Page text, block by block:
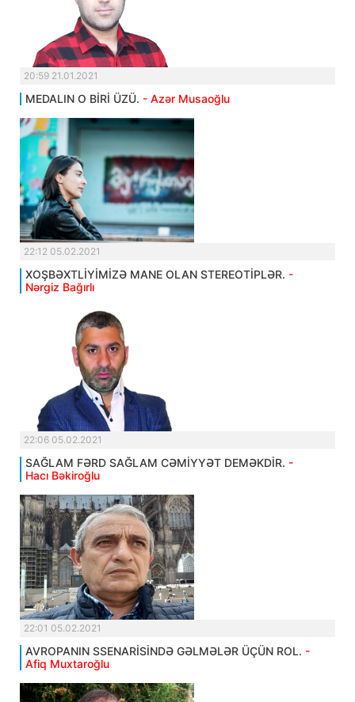
20:59 21.01.2021
MEDALIN O BİRİ ÜZÜ. - Azər Musaoğlu
22:12 05.02.2021
XOŞBƏXTLİYİMİZƏ MANE OLAN STEREOTİPLƏR. -
Nərgiz Bağırlı
22:06 05.02.2021
SAĞLAM FƏRD SAĞLAM CƏMİYYƏT DEMƏKDİR. -
Hacı Bəkiroğlu
22:01 05.02.2021
AVROPANIN SSENARİSİNDƏ GƏLMƏLƏR ÜÇÜN ROL. -
Afiq Muxtaroğlu